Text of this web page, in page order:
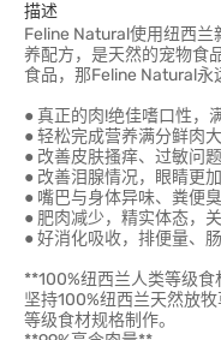
描述
Feline Natural使用纽西
养配方，是天然的宠物食
食品，那Feline Natural永
● 真正的肉!绝佳嗜口性，
● 轻松完成营养满分鲜肉
● 改善皮肤搔痒、过敏问
● 改善泪腺情况，眼睛更
● 嘴巴与身体异味、粪便
● 肥肉减少，精实体态，
● 好消化吸收，排便量、
**100%纽西兰人类等级食
坚持100%纽西兰天然放
等级食材规格制作。